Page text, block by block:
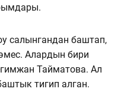
салынгандан баштап,
Алардын бири
Тайматова. Ал
тигип алган.